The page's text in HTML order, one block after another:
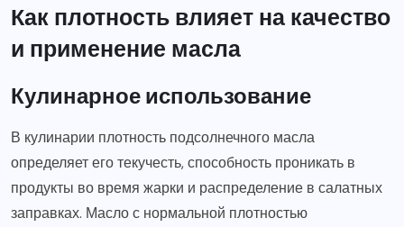
Как плотность влияет на качество
и применение масла
Кулинарное использование
В кулинарии плотность подсолнечного масла
определяет его текучесть, способность проникать в
продукты во время жарки и распределение в салатных
заправках. Масло с нормальной плотностью